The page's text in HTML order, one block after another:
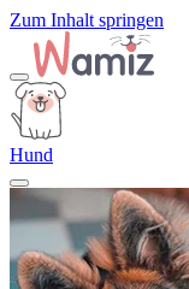
Zum Inhalt springen
Hund